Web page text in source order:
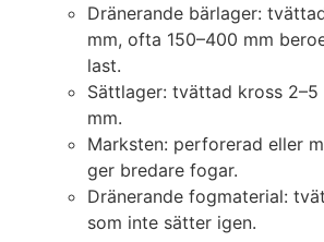
Dränerande bärlager:
mm, ofta 150–400 mm
last.
Sättlager: tvättad kross
mm.
Marksten: perforerad eller
ger bredare fogar.
Dränerande fogmaterial:
som inte sätter igen.